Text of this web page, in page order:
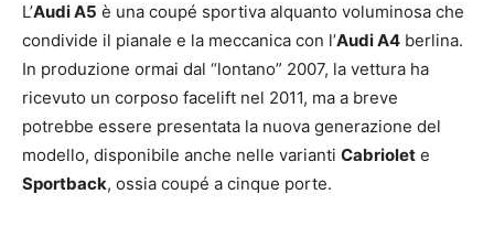
L’Audi A5 è una coupé sportiva alquanto voluminosa che
condivide il pianale e la meccanica con l’Audi A4 berlina.
In produzione ormai dal “lontano” 2007, la vettura ha
ricevuto un corposo facelift nel 2011, ma a breve
potrebbe essere presentata la nuova generazione del
modello, disponibile anche nelle varianti Cabriolet e
Sportback, ossia coupé a cinque porte.